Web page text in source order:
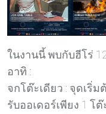
ในงานนี้ พบกับฮีโร่
อาทิ :
จกโต๊ะเดียว : จุดเริ่ม
รับออเดอร์เพียง 1 โ